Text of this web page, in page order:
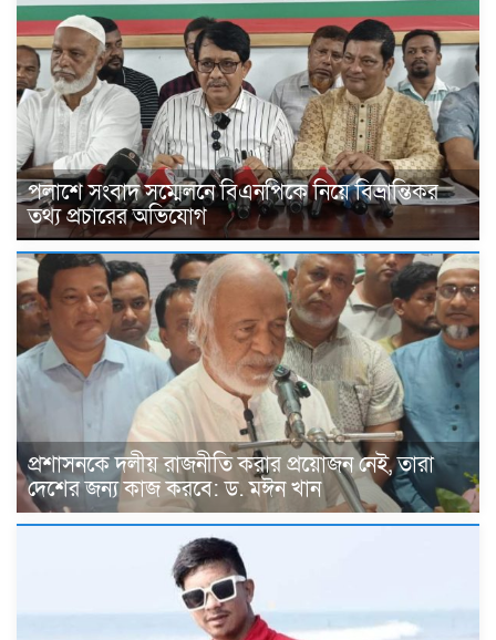
পলাশে সংবাদ সম্মেলনে বিএনপিকে নিয়ে বিভ্রান্তিকর
তথ্য প্রচারের অভিযোগ
প্রশাসনকে দলীয় রাজনীতি করার প্রয়োজন নেই, তারা
দেশের জন্য কাজ করবে: ড. মঈন খান